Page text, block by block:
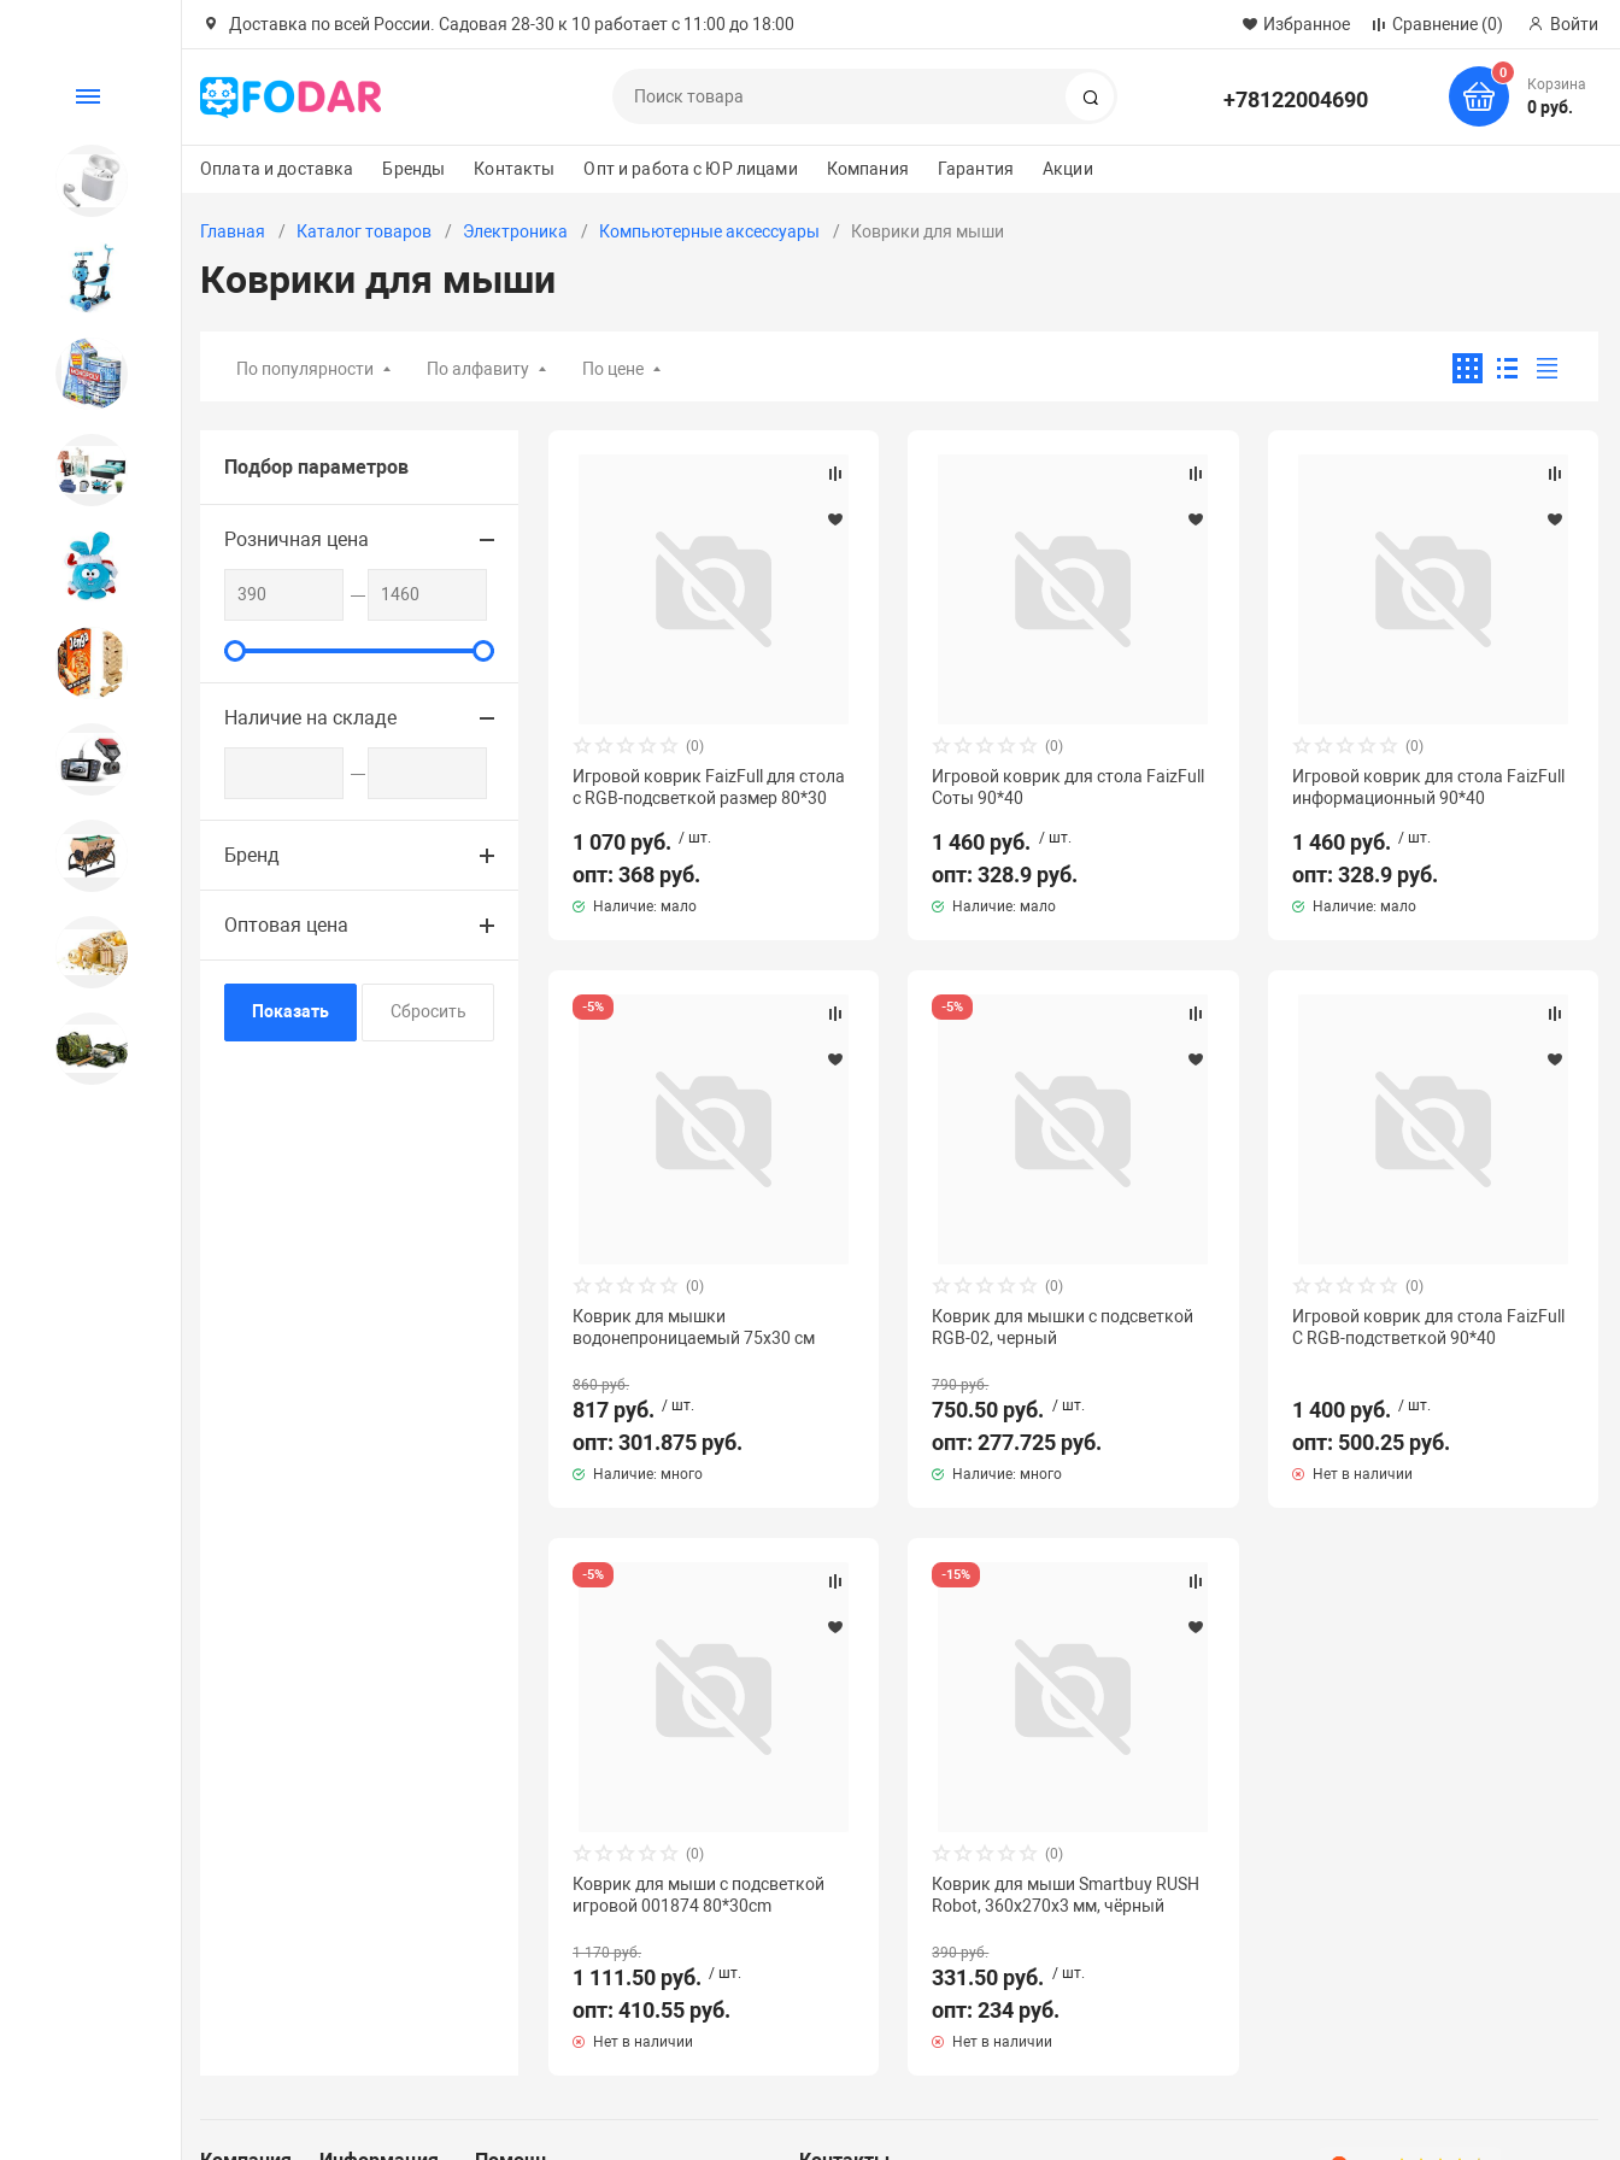
Доставка по всей России. Садовая 28-30 к 10 работает с 11:00 до 18:00 Избранное Сравнение (0) Войти
+78122004690
0
Корзина
0 руб.
Оплата и доставка Бренды Контакты Опт и работа с ЮР лицами Компания Гарантия Акции
Каталог
Электроника
Детский транспорт
Настольные игры
Дом и сад
Игрушки
Игрушки
склада СПб
Охота, спорт, туризм
Главная Каталог товаров Электроника Компьютерные аксессуары Коврики для мыши
Коврики для мыши
По популярности По алфавиту По цене
Подбор параметров
Розничная цена
Наличие на складе
Бренд
Оптовая цена
(0)
Игровой коврик FaizFull для стола
c RGB-подсветкой размер 80*30
1 070 руб. / шт.
опт: 368 руб.
Наличие: мало
(0)
Игровой коврик для стола FaizFull
Соты 90*40
1 460 руб. / шт.
опт: 328.9 руб.
Наличие: мало
(0)
Игровой коврик для стола FaizFull
информационный 90*40
1 460 руб. / шт.
опт: 328.9 руб.
Наличие: мало
-5%
(0)
Коврик для мышки
водонепроницаемый 75x30 см
860 руб.
817 руб. / шт.
опт: 301.875 руб.
Наличие: много
-5%
(0)
Коврик для мышки с подсветкой
RGB-02, черный
790 руб.
750.50 руб. / шт.
опт: 277.725 руб.
Наличие: много
(0)
Игровой коврик для стола FaizFull
С RGB-подстветкой 90*40
1 400 руб. / шт.
опт: 500.25 руб.
Нет в наличии
-5%
(0)
Коврик для мыши с подсветкой
игровой 001874 80*30cm
1 170 руб.
1 111.50 руб. / шт.
опт: 410.55 руб.
Нет в наличии
-15%
(0)
Коврик для мыши Smartbuy RUSH
Robot, 360х270х3 мм, чёрный
390 руб.
331.50 руб. / шт.
опт: 234 руб.
Нет в наличии